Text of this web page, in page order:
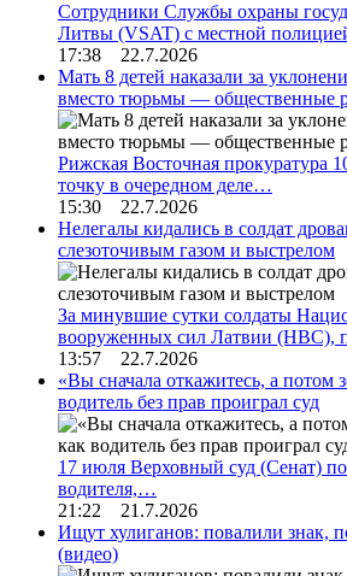
Сотрудники Службы охраны
Литвы (VSAT) с местной
17:38 22.7.2026
Мать 8 детей наказали за
вместо тюрьмы — общественные
Рижская Восточная прокуратура
точку в очередном деле…
15:30 22.7.2026
Нелегалы кидались в солдат
слезоточивым газом и выстрелом
За минувшие сутки солдаты
вооруженных сил Латвии (НВС),
13:57 22.7.2026
«Вы сначала откажитесь, а потом
водитель без прав проиграл суд
17 июля Верховный суд (Сенат)
водителя,…
21:22 21.7.2026
Ищут хулиганов: повалили знак,
(видео)